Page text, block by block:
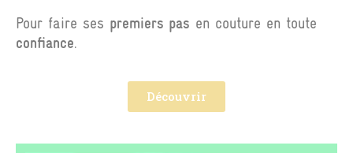
Pour faire ses premiers pas en couture en toute
confiance.
Découvrir